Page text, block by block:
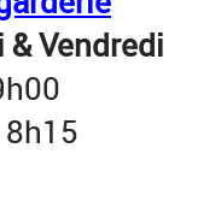
Vendredi